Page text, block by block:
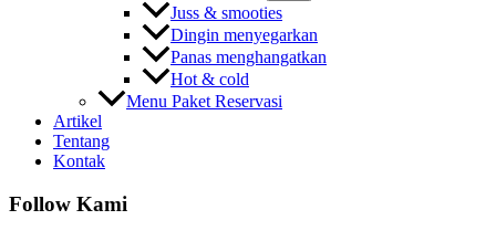
Juss & smooties
Dingin menyegarkan
Panas menghangatkan
Hot & cold
Menu Paket Reservasi
Artikel
Tentang
Kontak
Follow Kami